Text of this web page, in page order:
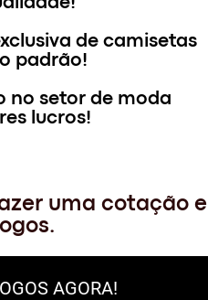
de camisetas
padrão!
no setor de moda
lucros!
uma cotação e
AGORA!